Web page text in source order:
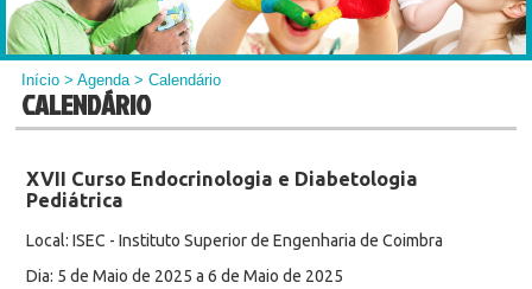
Início >Agenda> Calendário
CALENDÁRIO
XVII Curso Endocrinologia e Diabetologia
Pediátrica
Local: ISEC - Instituto Superior de Engenharia de Coimbra
Dia: 5 de Maio de 2025 a 6 de Maio de 2025